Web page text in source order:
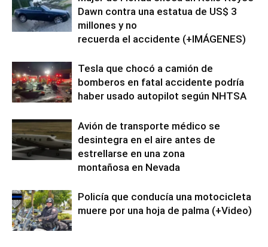
Dawn contra una estatua de US$ 3
millones y no
recuerda el accidente (+IMÁGENES)
Tesla que chocó a camión de
bomberos en fatal accidente podría
haber usado autopilot según NHTSA
Avión de transporte médico se
desintegra en el aire antes de
estrellarse en una zona
montañosa en Nevada
Policía que conducía una motocicleta
muere por una hoja de palma (+Video)